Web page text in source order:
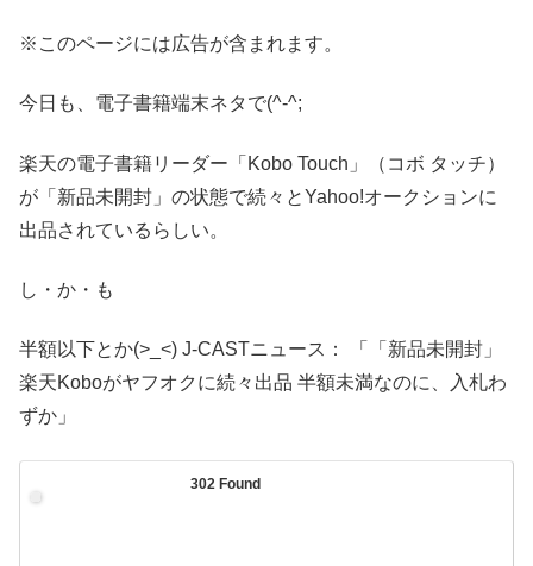
※このページには広告が含まれます。
今日も、電子書籍端末ネタで(^-^;
楽天の電子書籍リーダー「Kobo Touch」（コボ タッチ）
が「新品未開封」の状態で続々とYahoo!オークションに
出品されているらしい。
し・か・も
半額以下とか(>_<) J-CASTニュース： 「「新品未開封」
楽天Koboがヤフオクに続々出品 半額未満なのに、入札わ
ずか」
302 Found